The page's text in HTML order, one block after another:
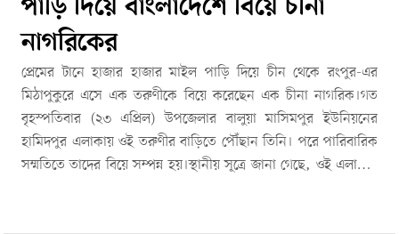
পাড়ি দিয়ে বাংলাদেশে বিয়ে চীনা
নাগরিকের
প্রেমের টানে হাজার হাজার মাইল পাড়ি দিয়ে চীন থেকে রংপুর-এর
মিঠাপুকুরে এসে এক তরুণীকে বিয়ে করেছেন এক চীনা নাগরিক।গত
বৃহস্পতিবার (২৩ এপ্রিল) উপজেলার বালুয়া মাসিমপুর ইউনিয়নের
হামিদপুর এলাকায় ওই তরুণীর বাড়িতে পৌঁছান তিনি। পরে পারিবারিক
সম্মতিতে তাদের বিয়ে সম্পন্ন হয়।স্থানীয় সূত্রে জানা গেছে, ওই এলাকার